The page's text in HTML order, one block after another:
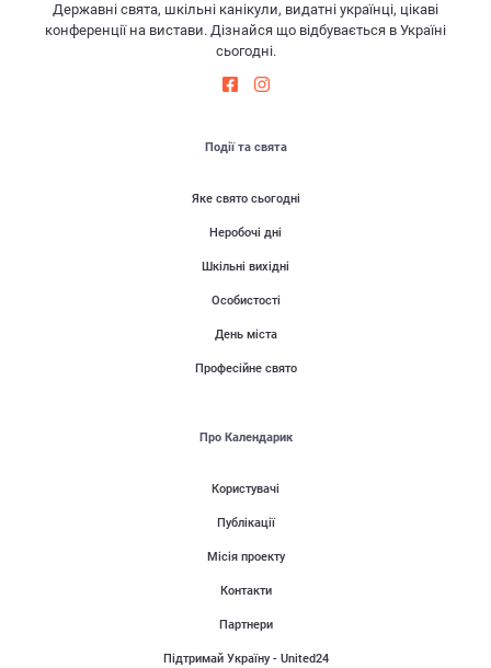
Державні свята, шкільні канікули, видатні українці, цікаві
конференції на вистави. Дізнайся що відбувається в Україні
сьогодні.
Події та свята
Яке свято сьогодні
Неробочі дні
Шкільні вихідні
Особистості
День міста
Професійне свято
Про Календарик
Користувачі
Публікації
Місія проекту
Контакти
Партнери
Підтримай Україну - United24